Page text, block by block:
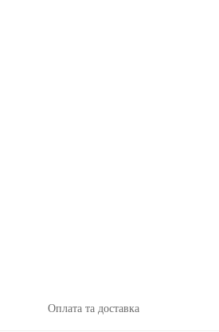
Оплата та доставка